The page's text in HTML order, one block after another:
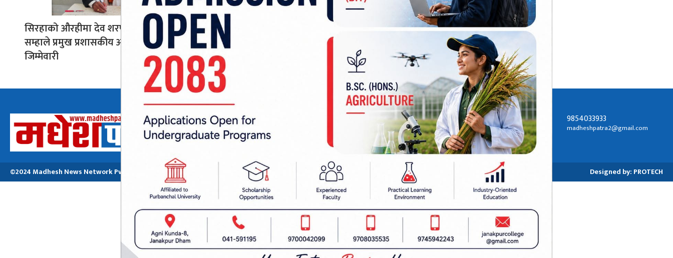
सिरहाको औरहीमा देव शरण यादवले
सम्हाले प्रमुख प्रशासकीय अधिकृतको
जिम्मेवारी
अध्यक्ष तथा प्रबन्ध निर्देशक:
मनोजकुमार मोरबैता
सम्पर्क ठेगाना:
जनकपुरधाम-२, धनुषा
9854033933
madheshpatra2@gmail.com
©2024 Madhesh News Network Pvt. ltd | All Rights Reserved. Designed by: PROTECH